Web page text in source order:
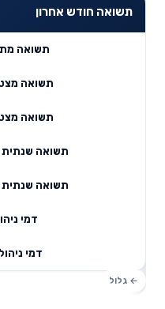
תשואה חודש אחרון
תשואה
תשואה
תשואה
תשואה שנתית
תשואה שנתית
דמי
דמי